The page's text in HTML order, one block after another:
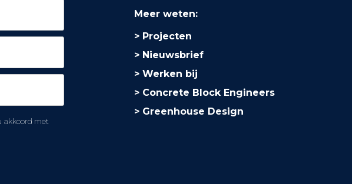
akkoord met
Meer weten:
Projecten
Nieuwsbrief
Werken bij
Concrete Block Engineers
Greenhouse Design